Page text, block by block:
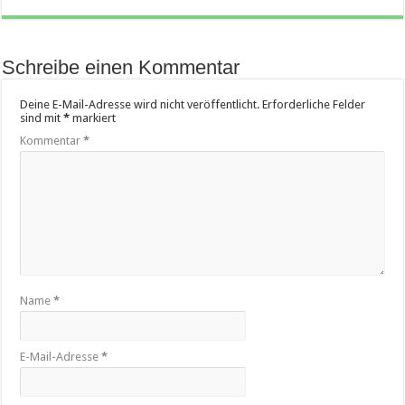
Schreibe einen Kommentar
Deine E-Mail-Adresse wird nicht veröffentlicht. Erforderliche Felder
sind mit* markiert
Kommentar*
Name*
E-Mail-Adresse*